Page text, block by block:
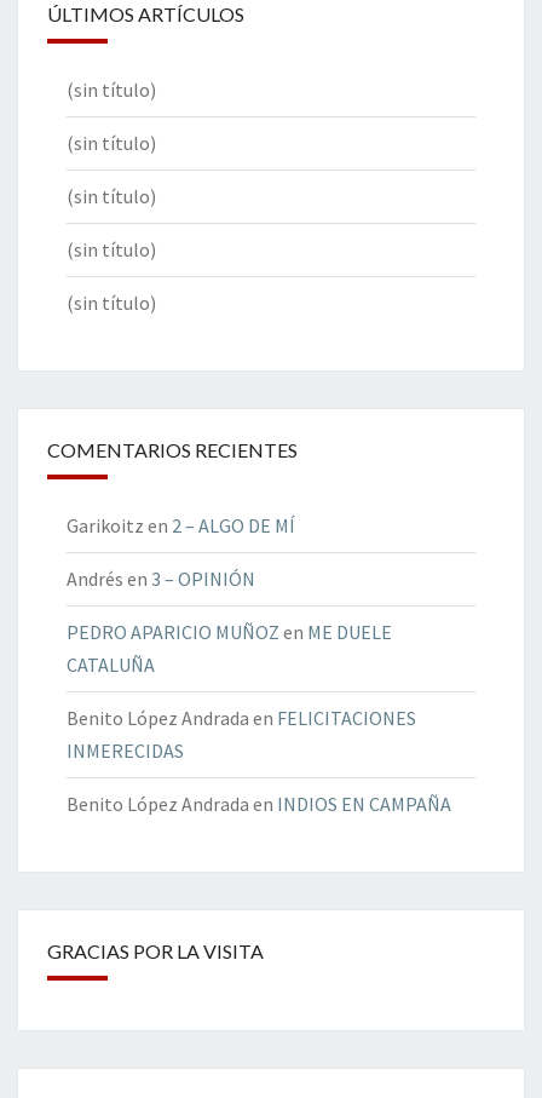
ÚLTIMOS ARTÍCULOS
(sin título)
(sin título)
(sin título)
(sin título)
(sin título)
COMENTARIOS RECIENTES
Garikoitz en 2 – ALGO DE MÍ
Andrés en 3 – OPINIÓN
PEDRO APARICIO MUÑOZ en ME DUELE
CATALUÑA
Benito López Andrada en FELICITACIONES
INMERECIDAS
Benito López Andrada en INDIOS EN CAMPAÑA
GRACIAS POR LA VISITA